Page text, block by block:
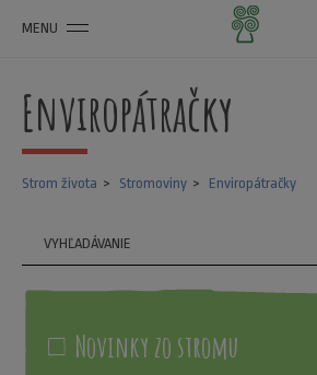
MENU
Enviropátračky
Strom života Stromoviny Enviropátračky
Novinky zo stromu